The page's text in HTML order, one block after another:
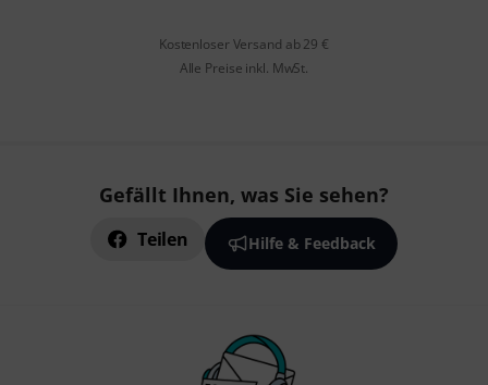
Kostenloser Versand ab 29 €
Alle Preise inkl. MwSt.
Gefällt Ihnen, was Sie sehen?
Teilen Hilfe & Feedback